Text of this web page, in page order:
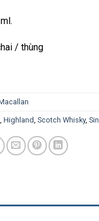
/ thùng
Highland Scotch Whisky,